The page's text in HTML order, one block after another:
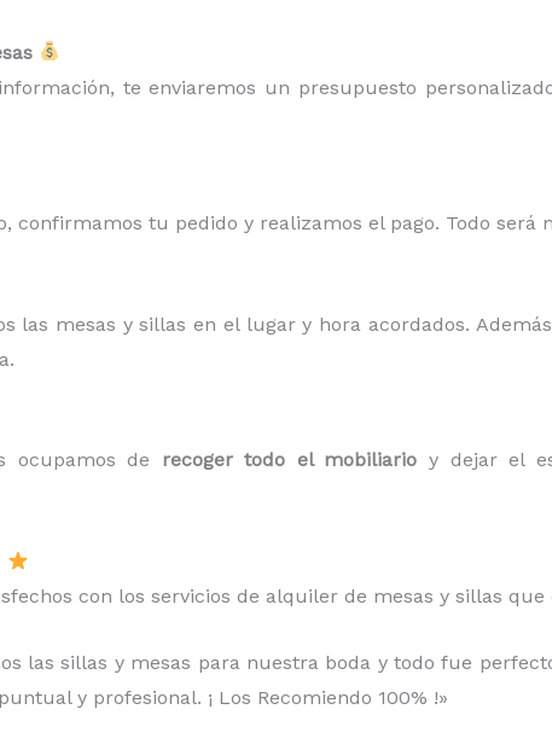
te enviaremos un presupuesto
confirmamos tu pedido y realizamos el pago. Todo será
las mesas y sillas en el lugar y hora acordados.
ocupamos de recoger todo el mobiliario y dejar el
con los servicios de alquiler de mesas y sillas
las sillas y mesas para nuestra boda y todo fue
y profesional. ¡ Los Recomiendo 100% !»